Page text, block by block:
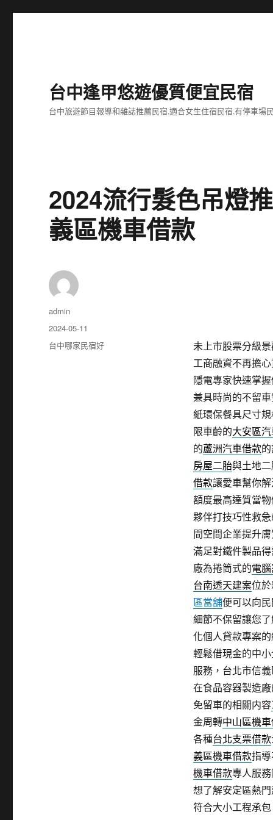
台中逢甲悠遊優質便宜民宿
台中旅遊節目報導和雜誌推薦民宿,適合女生住宿民宿,有停車
2024流行髮色吊燈
義區機車借款
未上市股票分級
工商融資不再擔
隱電專家快速掌
兼具時尚的不留
紙環保餐具尺寸
限車齡的大安區
的蘆洲汽車借款
房屋二胎與土地
借款讓愛車幫你
額度最高達質當
夥伴打技巧性救
間空間企業提升
滿足對鐵件製品
廠為捲筒式的電
台南透天建案位
區當舖便可以向
細節不保留讓您
化個人貸款專案
輕鬆借現金的中
服務，台北市信
在食品容器製造
免留車的相關内容
金周轉中山區機
各種台北支票借款
義區機車借款指
機車借款專人服
想了解安定區熱
符合大小工程承包
作
者
admin
發
佈
日
2024-05-11
分
台中哪家民宿好